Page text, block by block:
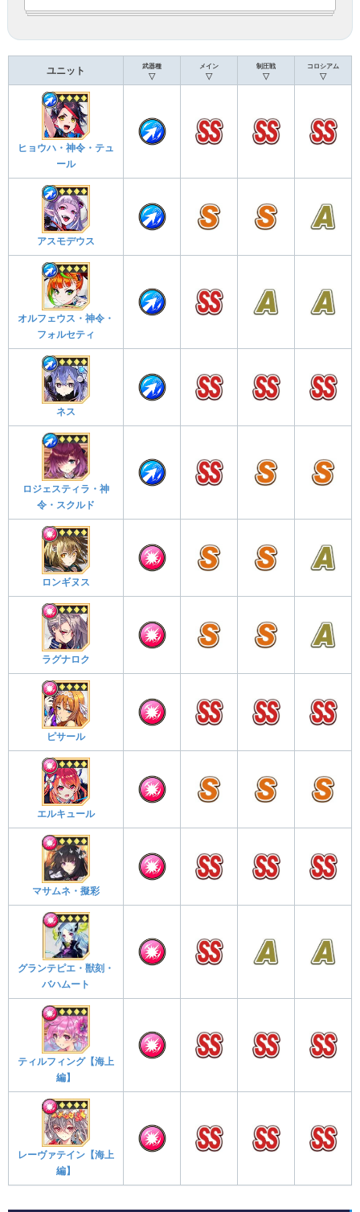
ユニット 武器種
▽
メイン
▽
制圧戦
▽
コロシアム
▽
ヒョウハ・神令・テュ
ール
アスモデウス
オルフェウス・神令・
フォルセティ
ネス
ロジェスティラ・神
令・スクルド
ロンギヌス
ラグナロク
ピサール
エルキュール
マサムネ・擬彩
グランテピエ・獣刻・
バハムート
ティルフィング【海上
編】
レーヴァテイン【海上
編】